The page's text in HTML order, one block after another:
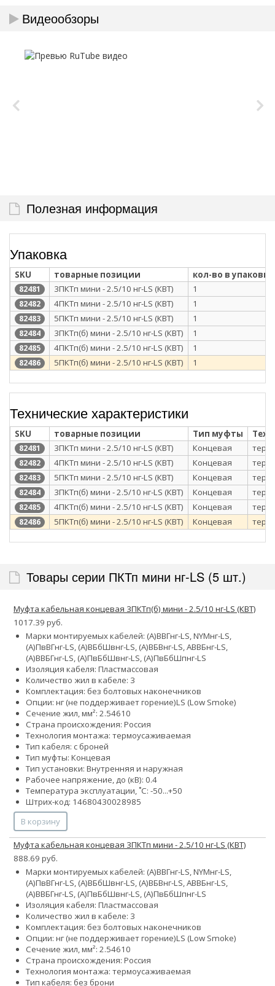
Видеообзоры
Полезная информация
Упаковка
SKU товарные позиции кол-во в упаковке
82481 3ПКТп мини - 2.5/10 нг-LS (КВТ) 1
82482 4ПКТп мини - 2.5/10 нг-LS (КВТ) 1
82483 5ПКТп мини - 2.5/10 нг-LS (КВТ) 1
82484 3ПКТп(б) мини - 2.5/10 нг-LS (КВТ) 1
82485 4ПКТп(б) мини - 2.5/10 нг-LS (КВТ) 1
82486 5ПКТп(б) мини - 2.5/10 нг-LS (КВТ) 1
Технические характеристики
SKU товарные позиции Тип муфты
82481 3ПКТп мини - 2.5/10 нг-LS (КВТ) Концевая
82482 4ПКТп мини - 2.5/10 нг-LS (КВТ) Концевая
82483 5ПКТп мини - 2.5/10 нг-LS (КВТ) Концевая
82484 3ПКТп(б) мини - 2.5/10 нг-LS (КВТ) Концевая
82485 4ПКТп(б) мини - 2.5/10 нг-LS (КВТ) Концевая
82486 5ПКТп(б) мини - 2.5/10 нг-LS (КВТ) Концевая
Товары серии ПКТп мини нг-LS (5 шт.)
Муфта кабельная концевая 3ПКТп(б) мини - 2.5/10 нг-LS (КВТ)
1017.39 руб.
Марки монтируемых кабелей: (А)ВВГнг-LS, NYMнг-LS,
(А)ПвВГнг-LS, (А)ВБбШвнг-LS, (А)ВБВнг-LS, АВВБнг-LS,
(А)ВВБГнг-LS, (А)ПвБбШвнг-LS, (А)ПвБбШпнг-LS
Изоляция кабеля: Пластмассовая
Количество жил в кабеле: 3
Комплектация: без болтовых наконечников
Опции: нг (не поддерживает горение)LS (Low Smoke)
Сечение жил, мм²: 2.54610
Страна происхождения: Россия
Технология монтажа: термоусаживаемая
Тип кабеля: с броней
Тип муфты: Концевая
Тип установки: Внутренняя и наружная
Рабочее напряжение, до (кВ): 0.4
Температура эксплуатации, ˚С: -50...+50
Штрих-код: 14680430028985
В корзину
Муфта кабельная концевая 3ПКТп мини - 2.5/10 нг-LS (КВТ)
888.69 руб.
Марки монтируемых кабелей: (А)ВВГнг-LS, NYMнг-LS,
(А)ПвВГнг-LS, (А)ВБбШвнг-LS, (А)ВБВнг-LS, АВВБнг-LS,
(А)ВВБГнг-LS, (А)ПвБбШвнг-LS, (А)ПвБбШпнг-LS
Изоляция кабеля: Пластмассовая
Количество жил в кабеле: 3
Комплектация: без болтовых наконечников
Опции: нг (не поддерживает горение)LS (Low Smoke)
Сечение жил, мм²: 2.54610
Страна происхождения: Россия
Технология монтажа: термоусаживаемая
Тип кабеля: без брони